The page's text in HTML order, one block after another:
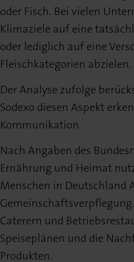
oder Fisch. Bei vielen
Klimaziele auf eine
oder lediglich auf eine
Fleischkategorien abzielen.
Der Analyse zufolge
Sodexo diesen Aspekt
Kommunikation.
Nach Angaben des
Ernährung und Heimat
Menschen in Deutschland
Caterern und
Speiseplänen und die
Produkten.